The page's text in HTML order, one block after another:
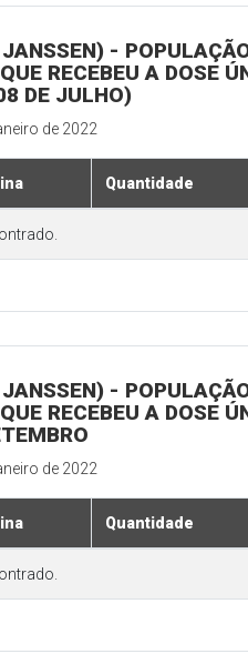
JANSSEN) -
RECEBEU A DOSE
DE JULHO)
de 2022
Quantidade
JANSSEN) -
RECEBEU A DOSE
de 2022
Quantidade